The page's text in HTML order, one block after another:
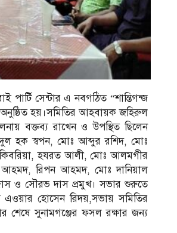
সেন্টার এ নবগঠিত “শান্তিগন্জ
হয়।সমিতির আহবায়ক জহিরুল
বক্তব্য রাখেন ও উপস্থিত ছিলেন
হক স্বপন, মোঃ আব্দুর রশিদ, মোঃ
হযরত আলী, মোঃ আলমগীর
রিপন আহমদ, মোঃ দানিয়াল
ও সৌরভ দাস প্রমুখ। সভার শুরুতে
হোসেন রিদয়,সভায় সমিতির
শেষে সুনামগঞ্জের ফসল রক্ষার জন্য